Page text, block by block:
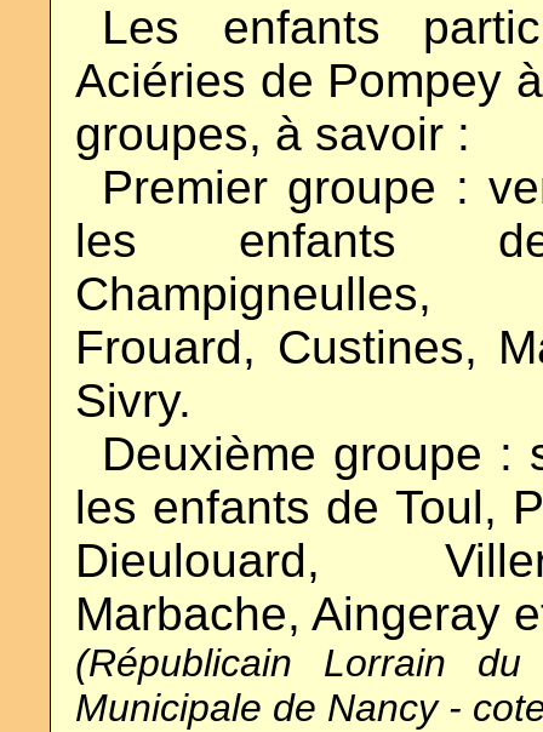
Les enfants
Aciéries de Pompey
groupes, à savoir :
Premier groupe :
les enfants
Champigneulles,
Frouard, Custines,
Sivry.
Deuxième groupe :
les enfants de Toul,
Dieulouard,
Marbache, Aingeray
(Républicain Lorrain
Municipale de Nancy -